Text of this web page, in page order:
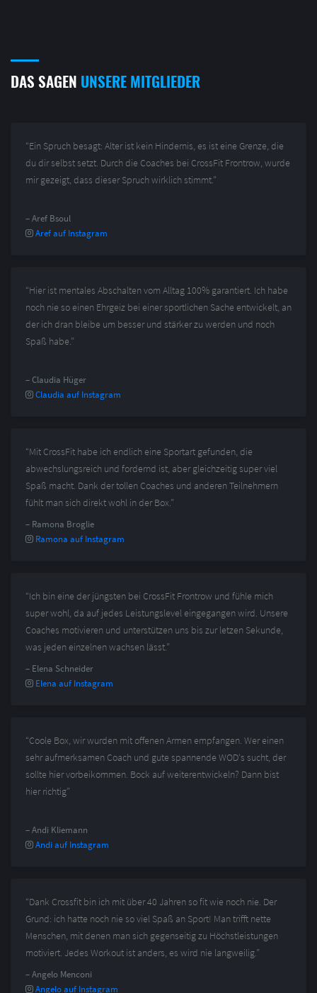
DAS SAGEN UNSERE MITGLIEDER
“Ein Spruch besagt: Alter ist kein Hindernis, es ist eine Grenze, die
du dir selbst setzt. Durch die Coaches bei CrossFit Frontrow, wurde
mir gezeigt, dass dieser Spruch wirklich stimmt.”
– Aref Bsoul
Aref auf Instagram
“Hier ist mentales Abschalten vom Alltag 100% garantiert. Ich habe
noch nie so einen Ehrgeiz bei einer sportlichen Sache entwickelt, an
der ich dran bleibe um besser und stärker zu werden und noch
Spaß habe.”
– Claudia Hüger
Claudia auf Instagram
“Mit CrossFit habe ich endlich eine Sportart gefunden, die
abwechslungsreich und fordernd ist, aber gleichzeitig super viel
Spaß macht. Dank der tollen Coaches und anderen Teilnehmern
fühlt man sich direkt wohl in der Box.”
– Ramona Broglie
Ramona auf Instagram
“Ich bin eine der jüngsten bei CrossFit Frontrow und fühle mich
super wohl, da auf jedes Leistungslevel eingegangen wird. Unsere
Coaches motivieren und unterstützen uns bis zur letzen Sekunde,
was jeden einzelnen wachsen lässt.”
– Elena Schneider
Elena auf Instagram
“Coole Box, wir wurden mit offenen Armen empfangen. Wer einen
sehr aufmerksamen Coach und gute spannende WOD‘s sucht, der
sollte hier vorbeikommen. Bock auf weiterentwickeln? Dann bist
hier richtig”
– Andi Kliemann
Andi auf Instagram
“Dank Crossfit bin ich mit über 40 Jahren so fit wie noch nie. Der
Grund: ich hatte noch nie so viel Spaß an Sport! Man trifft nette
Menschen, mit denen man sich gegenseitig zu Höchstleistungen
motiviert. Jedes Workout ist anders, es wird nie langweilig.”
– Angelo Menconi
Angelo auf Instagram